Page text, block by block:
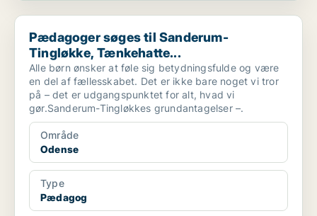
Pædagoger søges til Sanderum-Tingløkke, Tænkehatte...
Pædagoger søges til Sanderum-
Tingløkke, Tænkehatte...
Alle børn ønsker at føle sig betydningsfulde og være
en del af fællesskabet. Det er ikke bare noget vi tror
på – det er udgangspunktet for alt, hvad vi
gør.Sanderum-Tingløkkes grundantagelser –.
Område
Odense
Type
Pædagog